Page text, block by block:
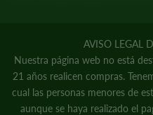
AVISO LEGAL
Nuestra página web no está
21 años realicen compras.
cual las personas menores de
aunque se haya realizado el